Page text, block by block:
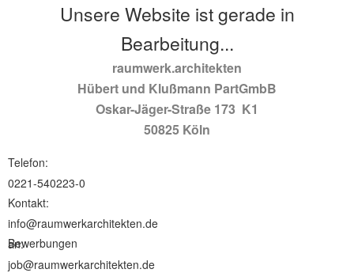
Unsere Website ist gerade in
Bearbeitung...
raumwerk.architekten
Hübert und Klußmann PartGmbB
Oskar-Jäger-Straße 173 K1
50825 Köln
Telefon:
0221-540223-0
Kontakt:
info@raumwerkarchitekten.de
Bewerbungen an:
job@raumwerkarchitekten.de